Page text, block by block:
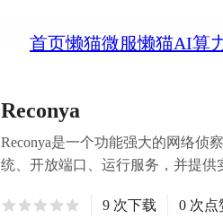
首页懒猫微服懒猫AI算
Reconya
Reconya是一个功能强大的网络侦
统、开放端口、运行服务，并提
9 次下载 0 次点